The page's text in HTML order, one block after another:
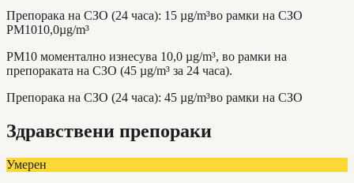
Препорака на СЗО (24 часа): 15 µg/m³во рамки на СЗО
PM1010,0µg/m³
PM10 моментално изнесува 10,0 µg/m³, во рамки на
препораката на СЗО (45 µg/m³ за 24 часа).
Препорака на СЗО (24 часа): 45 µg/m³во рамки на СЗО
Здравствени препораки
Умерен